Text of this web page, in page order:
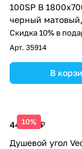
100SP B
черный матовый,
прозрачное
Скидка 10% в
Арт. 35914
В
10%
44 305 ₽
Душевой угол